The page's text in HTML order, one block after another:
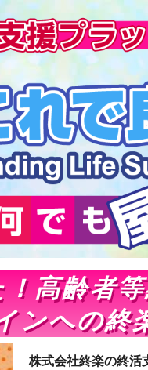
高齢者
ンへの終
株式会社終楽の終活